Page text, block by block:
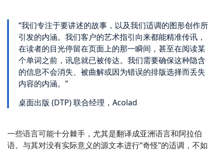
按行业提供的解决方案
生命科学
制造业
法律
认识 Lia
快速、智能且可扩展的 AI 翻译
“我们专注于要讲述的故事，以及我们适调的图形创作所
引发的内涵。我们客户的艺术指引向来都能精准传讯，
在读者的目光停留在页面上的那一瞬间，甚至在阅读某
个单词之前，讯息就已被传达。我们需要确保这种隐含
的信息不会消失、被曲解或因为错误的排版选择而丢失
内容的内涵。”
桌面出版 (DTP) 联合经理，Acolad
一些语言可能十分棘手，尤其是翻译成亚洲语言和阿拉伯
语。与其对没有实际意义的源文本进行“奇怪”的适调，不如